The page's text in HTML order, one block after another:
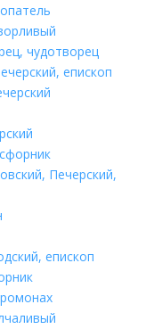
чудотворец
епископ
Печерский,
епископ